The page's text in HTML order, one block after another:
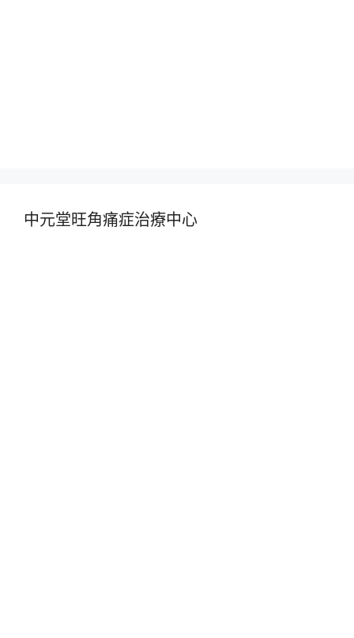
中元堂旺角痛症治療中心